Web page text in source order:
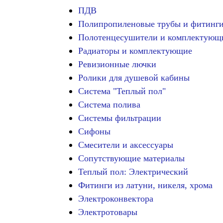
ПДВ
Полипропиленовые трубы и
Полотенцесушители и
Радиаторы и комплектующие
Ревизионные лючки
Ролики для душевой кабины
Система "Теплый пол"
Система полива
Системы фильтрации
Сифоны
Смесители и аксессуары
Сопутствующие материалы
Теплый пол: Электрический
Фитинги из латуни, никеля, хрома
Электроконвектора
Электротовары